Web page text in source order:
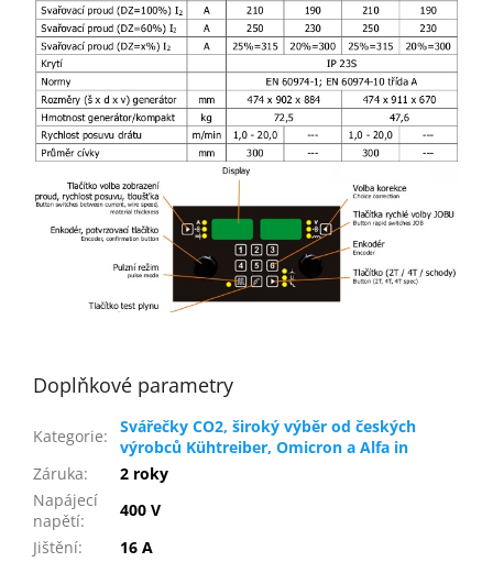
Doplňkové parametry
Kategorie:
Svářečky CO2, široký výběr od českých
výrobců Kühtreiber, Omicron a Alfa in
Záruka:
2 roky
Napájecí
napětí:
400 V
Jištění:
16 A